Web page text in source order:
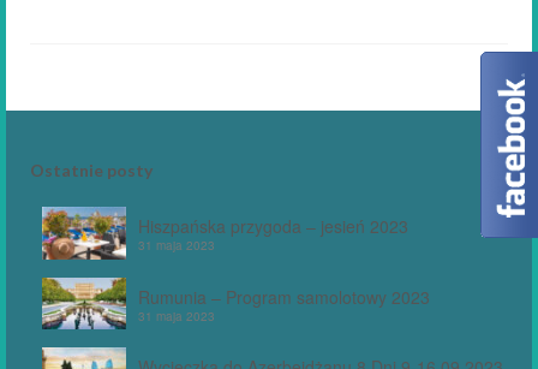
Ostatnie posty
Hiszpańska przygoda – jesień 2023
31 maja 2023
Rumunia – Program samolotowy 2023
31 maja 2023